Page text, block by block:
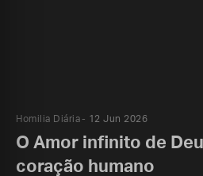
Homilia Diária 12 Jun 2026
O Amor infinito de
coração humano